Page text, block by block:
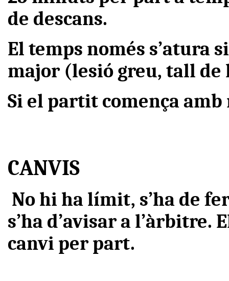
de descans.
El temps només s’atura
major (lesió greu, tall de
Si el partit comença
CANVIS
No hi ha límit, s’ha de
s’ha d’avisar a
canvi per part.